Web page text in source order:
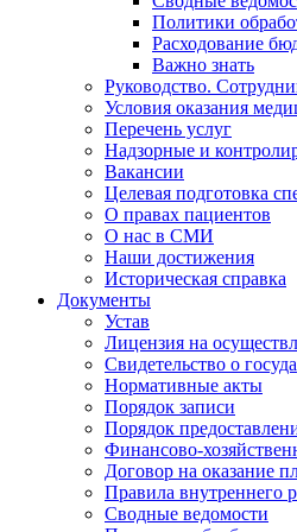
Политики
Расходование
Важно знать
Руководство.
Условия оказания
Перечень услуг
Надзорные и
Вакансии
Целевая подготовка
О правах пациентов
О нас в СМИ
Наши достижения
Историческая справка
Документы
Устав
Лицензия на
Свидетельство о
Нормативные акты
Порядок записи
Порядок
Финансово-
Договор на оказание
Правила внутреннего
Сводные ведомости